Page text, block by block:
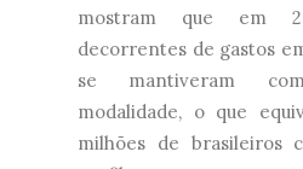
mostram que em
decorrentes de gastos
se mantiveram
modalidade, o que
milhões de brasileiros